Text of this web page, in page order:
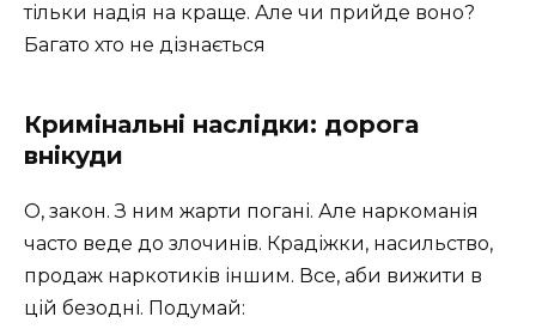
тільки надія на краще. Але чи прийде воно?
Багато хто не дізнається
Кримінальні наслідки: дорога
внікуди
О, закон. З ним жарти погані. Але наркоманія
часто веде до злочинів. Крадіжки, насильство,
продаж наркотиків іншим. Все, аби вижити в
цій безодні. Подумай: